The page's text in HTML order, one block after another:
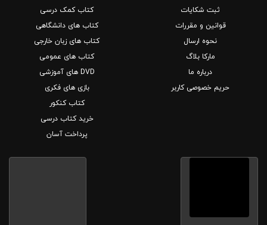
ثبت شکایات
قوانین و مقررات
نحوه ارسال
مارکا بلاگ
درباره ما
حریم خصوصی کاربر
کتاب کمک درسی
کتاب های دانشگاهی
کتاب های زبان خارجی
کتاب های عمومی
DVD های آموزشی
بازی های فکری
کتاب کنکور
خرید کتاب درسی
پرداخت آسان